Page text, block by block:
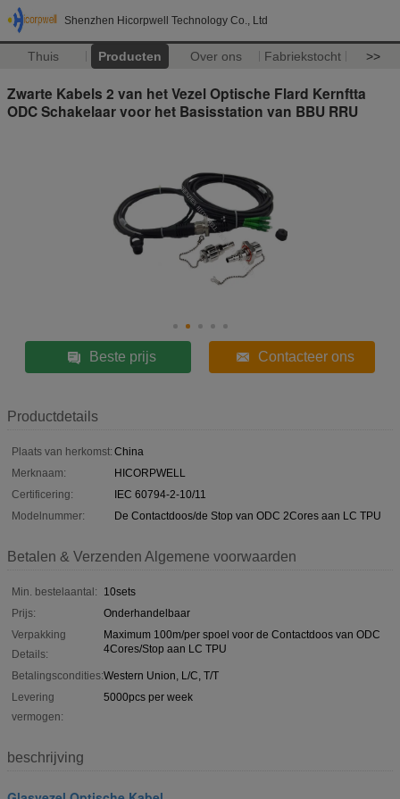
Shenzhen Hicorpwell Technology Co., Ltd
Thuis Producten Over ons Fabriekstocht >>
Zwarte Kabels 2 van het Vezel Optische Flard Kernftta
ODC Schakelaar voor het Basisstation van BBU RRU
Beste prijs Contacteer ons
Productdetails
Plaats van herkomst: China
Merknaam:
HICORPWELL
Certificering:
IEC 60794-2-10/11
Modelnummer:
De Contactdoos/de Stop van ODC 2Cores aan LC TPU
Betalen & Verzenden Algemene voorwaarden
Min. bestelaantal:
10sets
Prijs:
Onderhandelbaar
Verpakking
Details:
Maximum 100m/per spoel voor de Contactdoos van ODC
4Cores/Stop aan LC TPU
Betalingscondities:Western Union, L/C, T/T
Levering
vermogen:
5000pcs per week
beschrijving